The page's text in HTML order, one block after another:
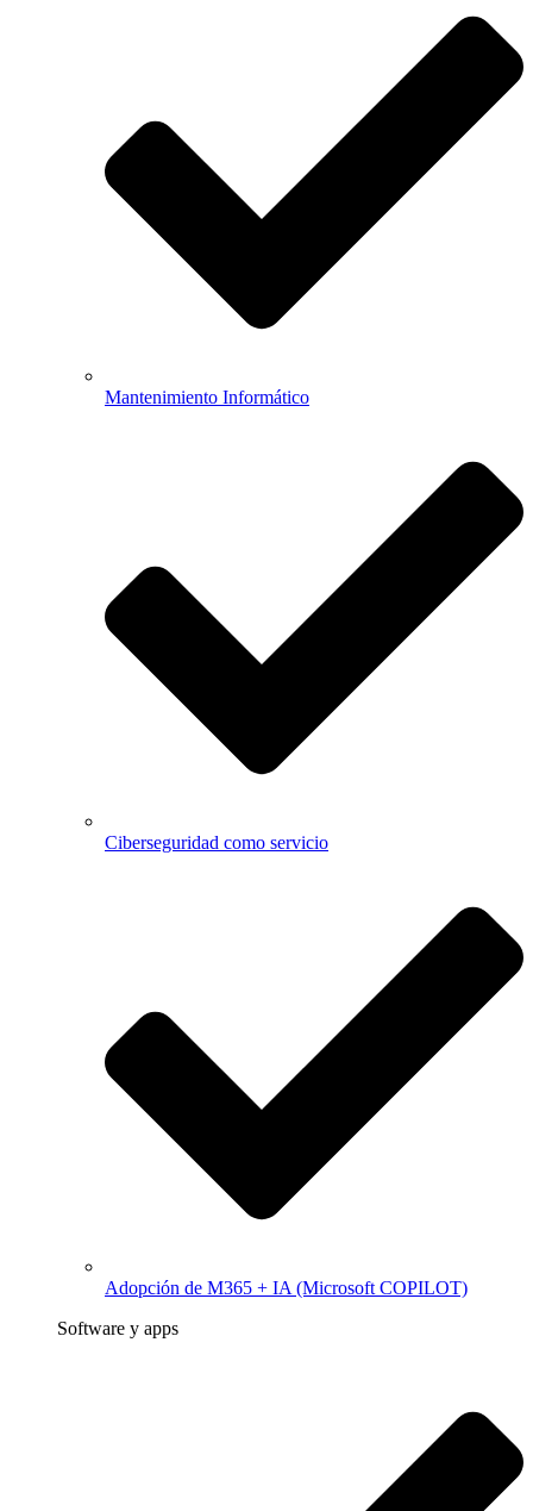
Mantenimiento Informático
Ciberseguridad como servicio
Adopción de M365 + IA (Microsoft COPILOT)
Software y apps